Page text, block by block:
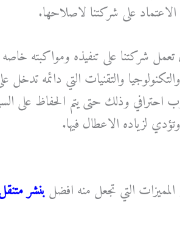
على شركتنا لاصلاحها.
شركتنا على تنفيذه ومواكبته
والتقنيات التي دائمه تدخل
احترافي وذلك حتى يتم الحفاظ على
لزياده الاعطال فيها.
التي تجعل منه افضلبنشر